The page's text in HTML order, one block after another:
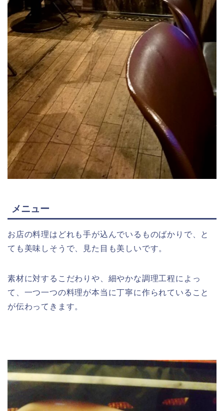
メニュー
お店の料理はどれも手が込んでいるものばかりで、と
ても美味しそうで、見た目も美しいです。
素材に対するこだわりや、細やかな調理工程によっ
て、一つ一つの料理が本当に丁寧に作られていること
が伝わってきます。